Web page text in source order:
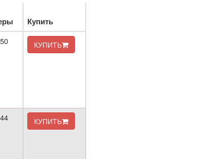
Купить
КУПИТЬ
КУПИТЬ